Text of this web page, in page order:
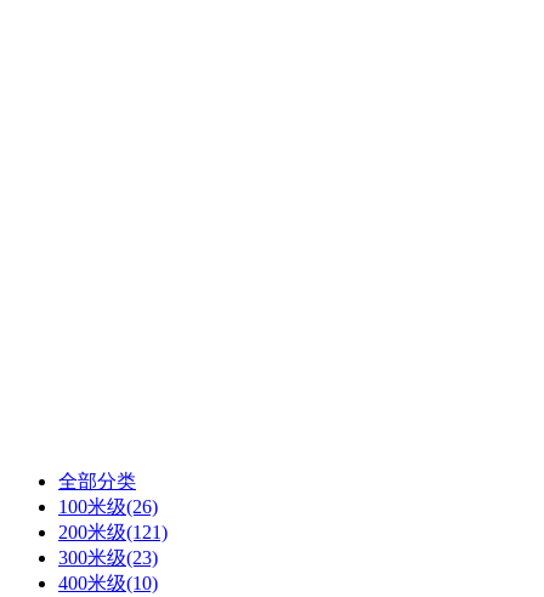
全部分类
100米级(26)
200米级(121)
300米级(23)
400米级(10)